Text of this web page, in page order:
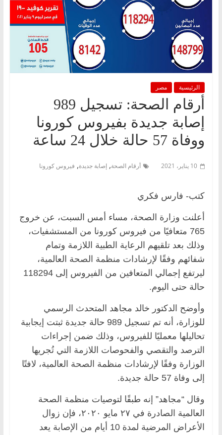
الرئيسية مصر
أرقام الصحة: تسجيل 989
إصابة جديدة بفيروس كورونا
ووفاة 57 حالة خلال 24 ساعة
10 يناير، 2021 أرقام الصحة, إصابة جديدة, فيروس كورونا
كتب- فارس فكري
أعلنت وزارة الصحة، مساء أمس السبت، عن خروج
765 متعافيًا من فيروس كورونا من المستشفيات،
وذلك بعد تلقيهم الرعاية الطبية اللازمة وتمام
شفائهم وفقًا لإرشادات منظمة الصحة العالمية،
ليرتفع إجمالي المتعافين من الفيروس إلى 118294
حالة حتى اليوم.
وأوضح الدكتور خالد مجاهد المتحدث الرسمي
للوزارة، أنه تم تسجيل 989 حالة جديدة ثبتت إيجابية
تحاليلها معمليًا للفيروس، وذلك ضمن إجراءات
الترصد والتقصي والفحوصات اللازمة التي تُجريها
الوزارة وفقًا لإرشادات منظمة الصحة العالمية، لافتًا
إلى وفاة 57 حالة جديدة.
وقال “مجاهد” إنه طبقًا لتوصيات منظمة الصحة
العالمية الصادرة في ٢٧ مايو ٢٠٢٠، فإن زوال
الأعراض المرضية لمدة 10 أيام من الإصابة يعد